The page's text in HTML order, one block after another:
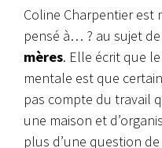
Coline Charpentier est
pensé à… ? au sujet
mères. Elle écrit que
mentale est que
pas compte du travail
une maison et
plus d’une question